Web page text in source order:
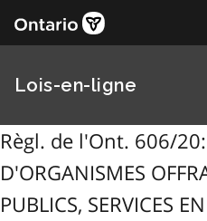
Lois-en-ligne
Règl. de l'Ont. 606/20:
D'ORGANISMES
PUBLICS, SERVICES